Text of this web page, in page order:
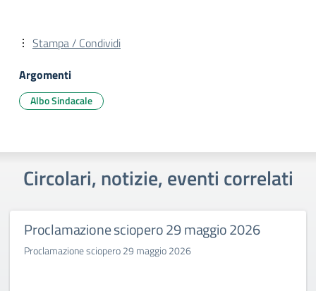
Stampa / Condividi
Argomenti
Albo Sindacale
Circolari, notizie, eventi correlati
Proclamazione sciopero 29 maggio 2026
Proclamazione sciopero 29 maggio 2026